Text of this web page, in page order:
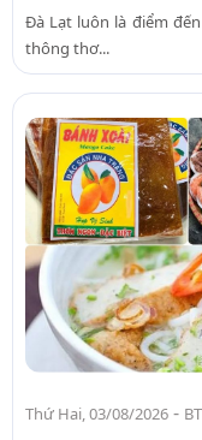
Đà Lạt luôn là điểm
thông thơ...
Thứ Hai, 03/08/2026 -